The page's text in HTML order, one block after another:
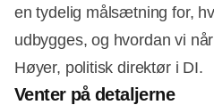
en tydelig målsætning for,
udbygges, og hvordan vi
Høyer, politisk direktør i DI.
Venter på detaljerne